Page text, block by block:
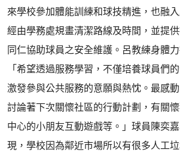
來學校參加體能訓練和球技精進，也融
經由學務處規畫清潔路線及時間，並提
同仁協助球員之安全維護。呂教練身體
「希望透過服務學習，不僅培養球員們
激發參與公共服務的意願與熱忱。最感
討論著下次關懷社區的行動計劃，有關
中心的小朋友互動遊戲等。」球員陳奕
現，學校因為鄰近市場所以有很多人工